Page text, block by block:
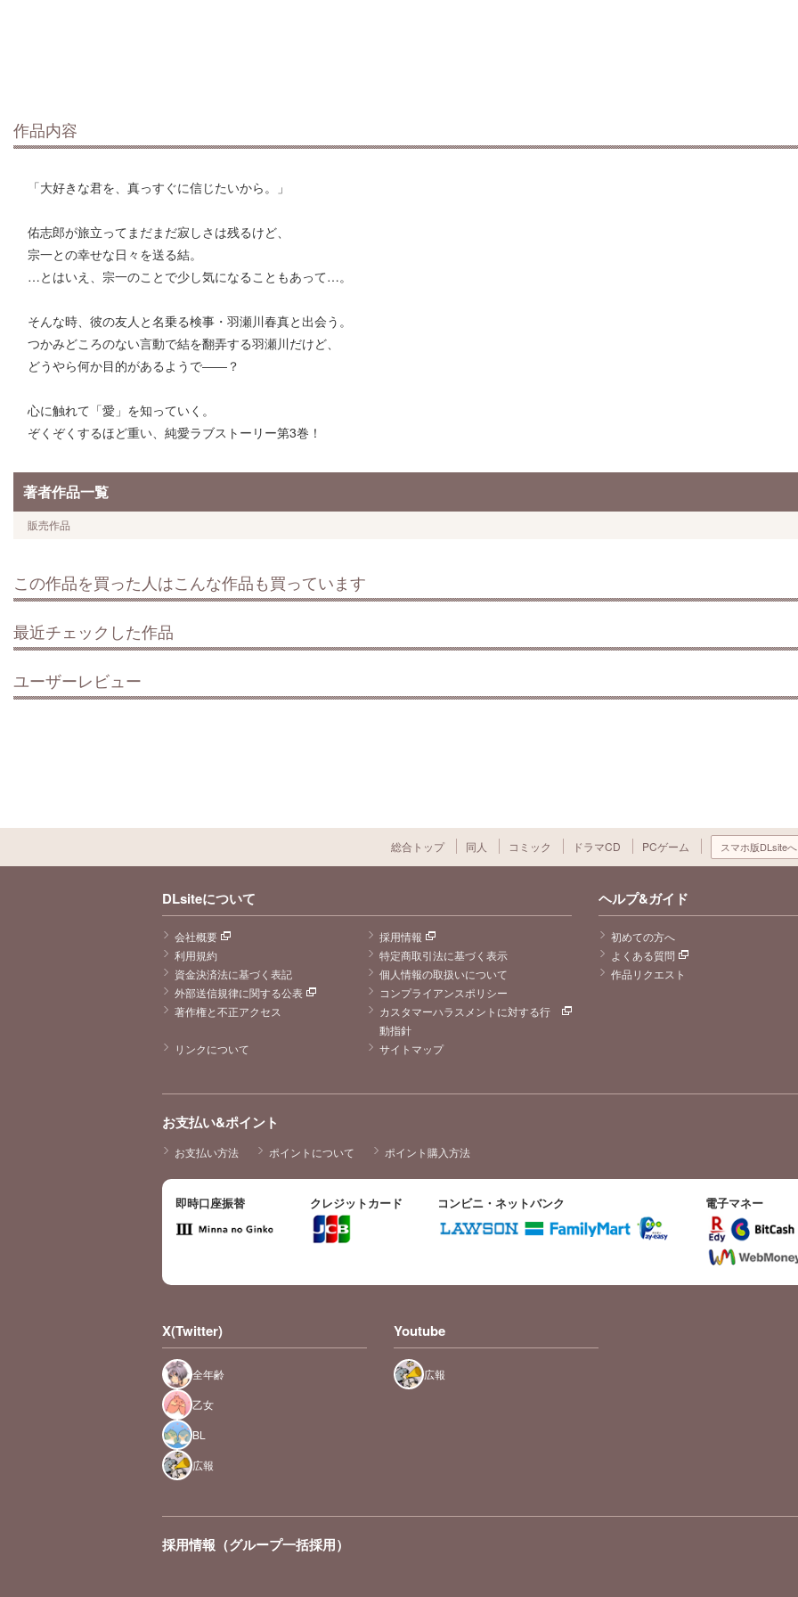
作品内容
「大好きな君を、真っすぐに信じたいから。」
佑志郎が旅立ってまだまだ寂しさは残るけど、
宗一との幸せな日々を送る結。
…とはいえ、宗一のことで少し気になることもあって…。
そんな時、彼の友人と名乗る検事・羽瀬川春真と出会う。
つかみどころのない言動で結を翻弄する羽瀬川だけど、
どうやら何か目的があるようで――？
心に触れて「愛」を知っていく。
ぞくぞくするほど重い、純愛ラブストーリー第3巻！
著者作品一覧
販売作品
この作品を買った人はこんな作品も買っています
最近チェックした作品
ユーザーレビュー
総合トップ 同人 コミック ドラマCD PCゲーム スマホ版DLsiteへ
DLsiteについて
会社概要
採用情報
利用規約
特定商取引法に基づく表示
資金決済法に基づく表記
個人情報の取扱いについて
外部送信規律に関する公表
コンプライアンスポリシー
著作権と不正アクセス
カスタマーハラスメントに対する行
動指針
リンクについて
サイトマップ
ヘルプ&ガイド
初めての方へ
よくある質問
作品リクエスト
お支払い&ポイント
お支払い方法 ポイントについて ポイント購入方法
即時口座振替 クレジットカード コンビニ・ネットバンク 電子マネー
X(Twitter)
全年齢
乙女
BL
広報
Youtube
広報
採用情報（グループ一括採用）